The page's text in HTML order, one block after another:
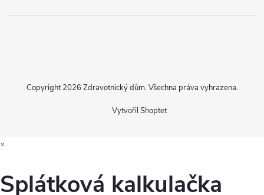
Vytvořil Shoptet
Copyright 2026 Zdravotnický dům. Všechna práva vyhrazena.
×
Splátková kalkulačka